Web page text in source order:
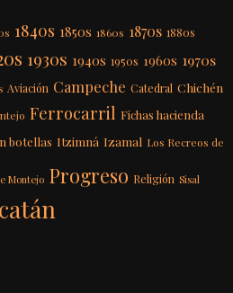
1840s 1850s 1860s 1870s 1880s
1930s 1940s 1950s 1960s 1970s
Aviación Campeche Catedral Chichén
Ferrocarril Fichas hacienda
botellas Itzimná Izamal Los Recreos de
Montejo Progreso Religión Sisal